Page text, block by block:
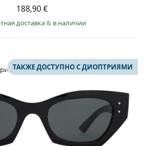
188,90 €
доставка& в наличии
ТАКЖЕ ДОСТУПНО С ДИОПТРИЯМИ